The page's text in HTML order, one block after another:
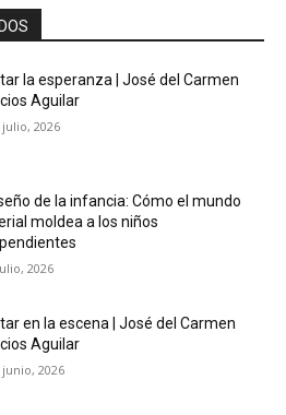
la esperanza | José del Carmen
Aguilar
julio, 2026
de la infancia: Cómo el mundo
moldea a los niños
2026
en la escena | José del Carmen
Aguilar
junio, 2026